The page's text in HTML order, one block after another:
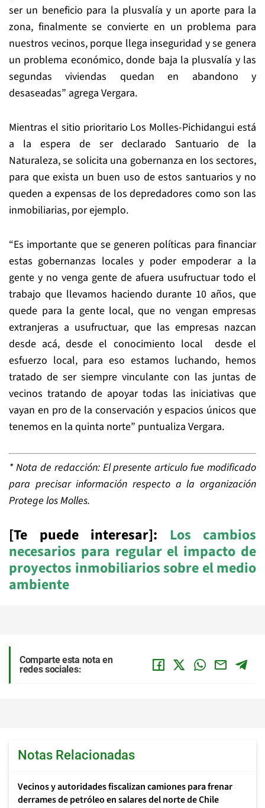
ser un beneficio para la plusvalía y un aporte para la
zona, finalmente se convierte en un problema para
nuestros vecinos, porque llega inseguridad y se genera
un problema económico, donde baja la plusvalía y las
segundas viviendas quedan en abandono y
desaseadas” agrega Vergara.
Mientras el sitio prioritario Los Molles-Pichidangui está
a la espera de ser declarado Santuario de la
Naturaleza, se solicita una gobernanza en los sectores,
para que exista un buen uso de estos santuarios y no
queden a expensas de los depredadores como son las
inmobiliarias, por ejemplo.
“Es importante que se generen políticas para financiar
estas gobernanzas locales y poder empoderar a la
gente y no venga gente de afuera usufructuar todo el
trabajo que llevamos haciendo durante 10 años, que
quede para la gente local, que no vengan empresas
extranjeras a usufructuar, que las empresas nazcan
desde acá, desde el conocimiento local desde el
esfuerzo local, para eso estamos luchando, hemos
tratado de ser siempre vinculante con las juntas de
vecinos tratando de apoyar todas las iniciativas que
vayan en pro de la conservación y espacios únicos que
tenemos en la quinta norte” puntualiza Vergara.
* Nota de redacción: El presente articulo fue modificado
para precisar información respecto a la organización
Protege los Molles.
[Te puede interesar]: Los cambios
necesarios para regular el impacto de
proyectos inmobiliarios sobre el medio
ambiente
Comparte esta nota en
redes sociales:
Notas Relacionadas
Vecinos y autoridades fiscalizan camiones para frenar
derrames de petróleo en salares del norte de Chile